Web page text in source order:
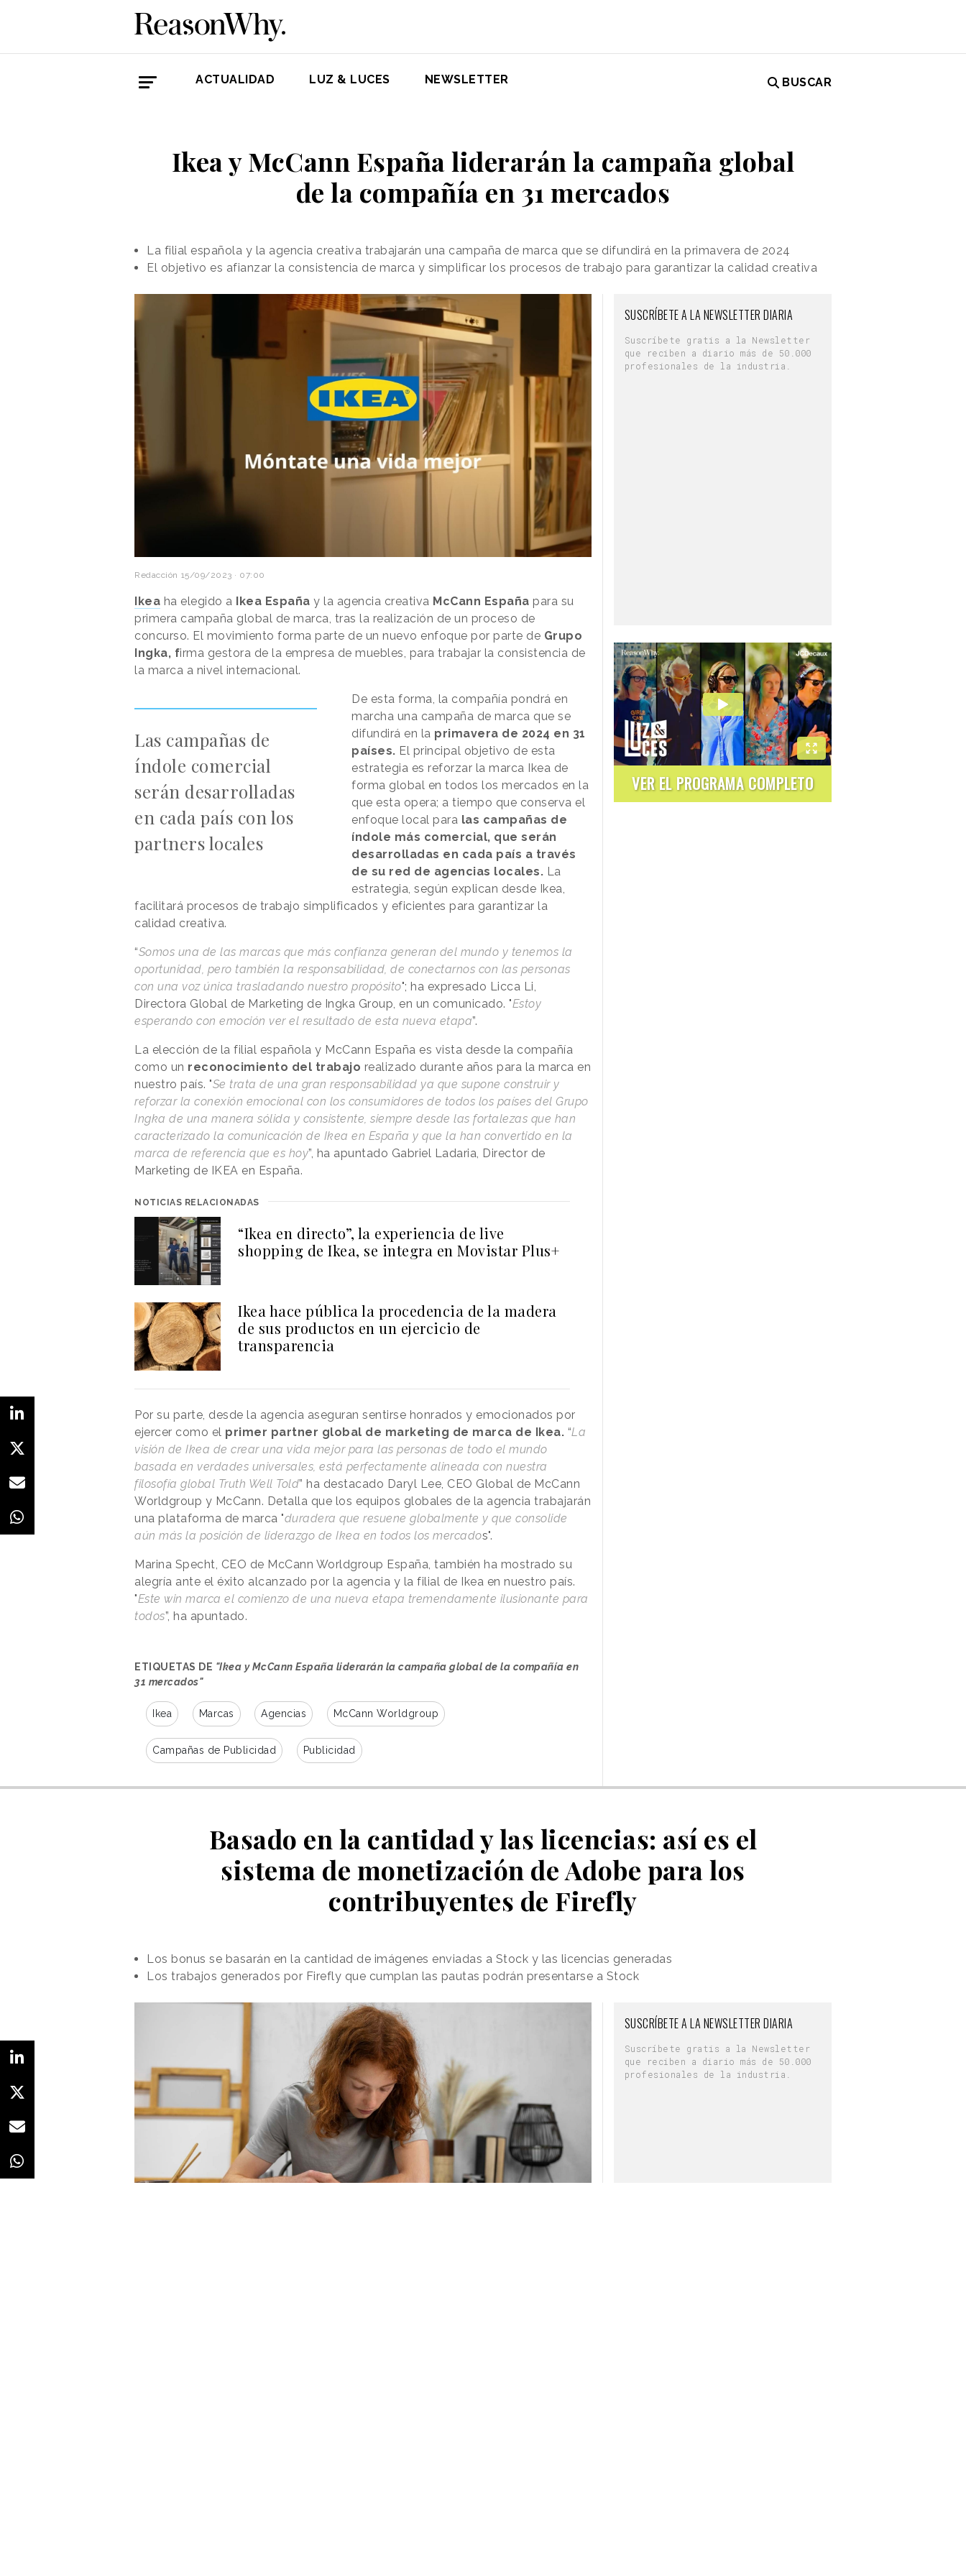
ACTUALIDAD LUZ & LUCES NEWSLETTER BUSCAR
Ikea y McCann España liderarán la campaña global
de la compañía en 31 mercados
La filial española y la agencia creativa trabajarán una campaña de marca que se difundirá en la primavera de 2024
El objetivo es afianzar la consistencia de marca y simplificar los procesos de trabajo para garantizar la calidad creativa
Redacción 15/09/2023 · 07:00
Ikea ha elegido a Ikea España y la agencia creativa McCann España para su
primera campaña global de marca, tras la realización de un proceso de
concurso. El movimiento forma parte de un nuevo enfoque por parte de Grupo
Ingka, firma gestora de la empresa de muebles, para trabajar la consistencia de
la marca a nivel internacional.
Las campañas de
índole comercial
serán desarrolladas
en cada país con los
partners locales
De esta forma, la compañía pondrá en
marcha una campaña de marca que se
difundirá en la primavera de 2024 en 31
países. El principal objetivo de esta
estrategia es reforzar la marca Ikea de
forma global en todos los mercados en la
que esta opera; a tiempo que conserva el
enfoque local para las campañas de
índole más comercial, que serán
desarrolladas en cada país a través
de su red de agencias locales. La
estrategia, según explican desde Ikea,
facilitará procesos de trabajo simplificados y eficientes para garantizar la
calidad creativa.
“Somos una de las marcas que más confianza generan del mundo y tenemos la
oportunidad, pero también la responsabilidad, de conectarnos con las personas
con una voz única trasladando nuestro propósito"; ha expresado Licca Li,
Directora Global de Marketing de Ingka Group, en un comunicado. "Estoy
esperando con emoción ver el resultado de esta nueva etapa”.
La elección de la filial española y McCann España es vista desde la compañía
como un reconocimiento del trabajo realizado durante años para la marca en
nuestro país. "Se trata de una gran responsabilidad ya que supone construir y
reforzar la conexión emocional con los consumidores de todos los países del Grupo
Ingka de una manera sólida y consistente, siempre desde las fortalezas que han
caracterizado la comunicación de Ikea en España y que la han convertido en la
marca de referencia que es hoy”, ha apuntado Gabriel Ladaria, Director de
Marketing de IKEA en España.
NOTICIAS RELACIONADAS
“Ikea en directo”, la experiencia de live
shopping de Ikea, se integra en Movistar Plus+
Ikea hace pública la procedencia de la madera
de sus productos en un ejercicio de
transparencia
Por su parte, desde la agencia aseguran sentirse honrados y emocionados por
ejercer como el primer partner global de marketing de marca de Ikea. “La
visión de Ikea de crear una vida mejor para las personas de todo el mundo
basada en verdades universales, está perfectamente alineada con nuestra
filosofía global Truth Well Told” ha destacado Daryl Lee, CEO Global de McCann
Worldgroup y McCann. Detalla que los equipos globales de la agencia trabajarán
una plataforma de marca "duradera que resuene globalmente y que consolide
aún más la posición de liderazgo de Ikea en todos los mercados".
Marina Specht, CEO de McCann Worldgroup España, también ha mostrado su
alegría ante el éxito alcanzado por la agencia y la filial de Ikea en nuestro país.
"Este win marca el comienzo de una nueva etapa tremendamente ilusionante para
todos”, ha apuntado.
ETIQUETAS DE "Ikea y McCann España liderarán la campaña global de la compañía en
31 mercados"
Ikea Marcas Agencias McCann Worldgroup
Campañas de Publicidad Publicidad
SUSCRÍBETE A LA NEWSLETTER DIARIA
Suscríbete gratis a la Newsletter
que reciben a diario más de 50.000
profesionales de la industria.
VER EL PROGRAMA COMPLETO
Basado en la cantidad y las licencias: así es el
sistema de monetización de Adobe para los
contribuyentes de Firefly
Los bonus se basarán en la cantidad de imágenes enviadas a Stock y las licencias generadas
Los trabajos generados por Firefly que cumplan las pautas podrán presentarse a Stock
SUSCRÍBETE A LA NEWSLETTER DIARIA
Suscríbete gratis a la Newsletter
que reciben a diario más de 50.000
profesionales de la industria.